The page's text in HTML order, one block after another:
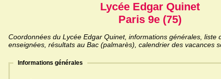
Lycée Edgar Quinet
Paris 9e (75)
Coordonnées du Lycée Edgar Quinet, informations générales, liste
enseignées, résultats au Bac (palmarès), calendrier des vacances
Informations générales